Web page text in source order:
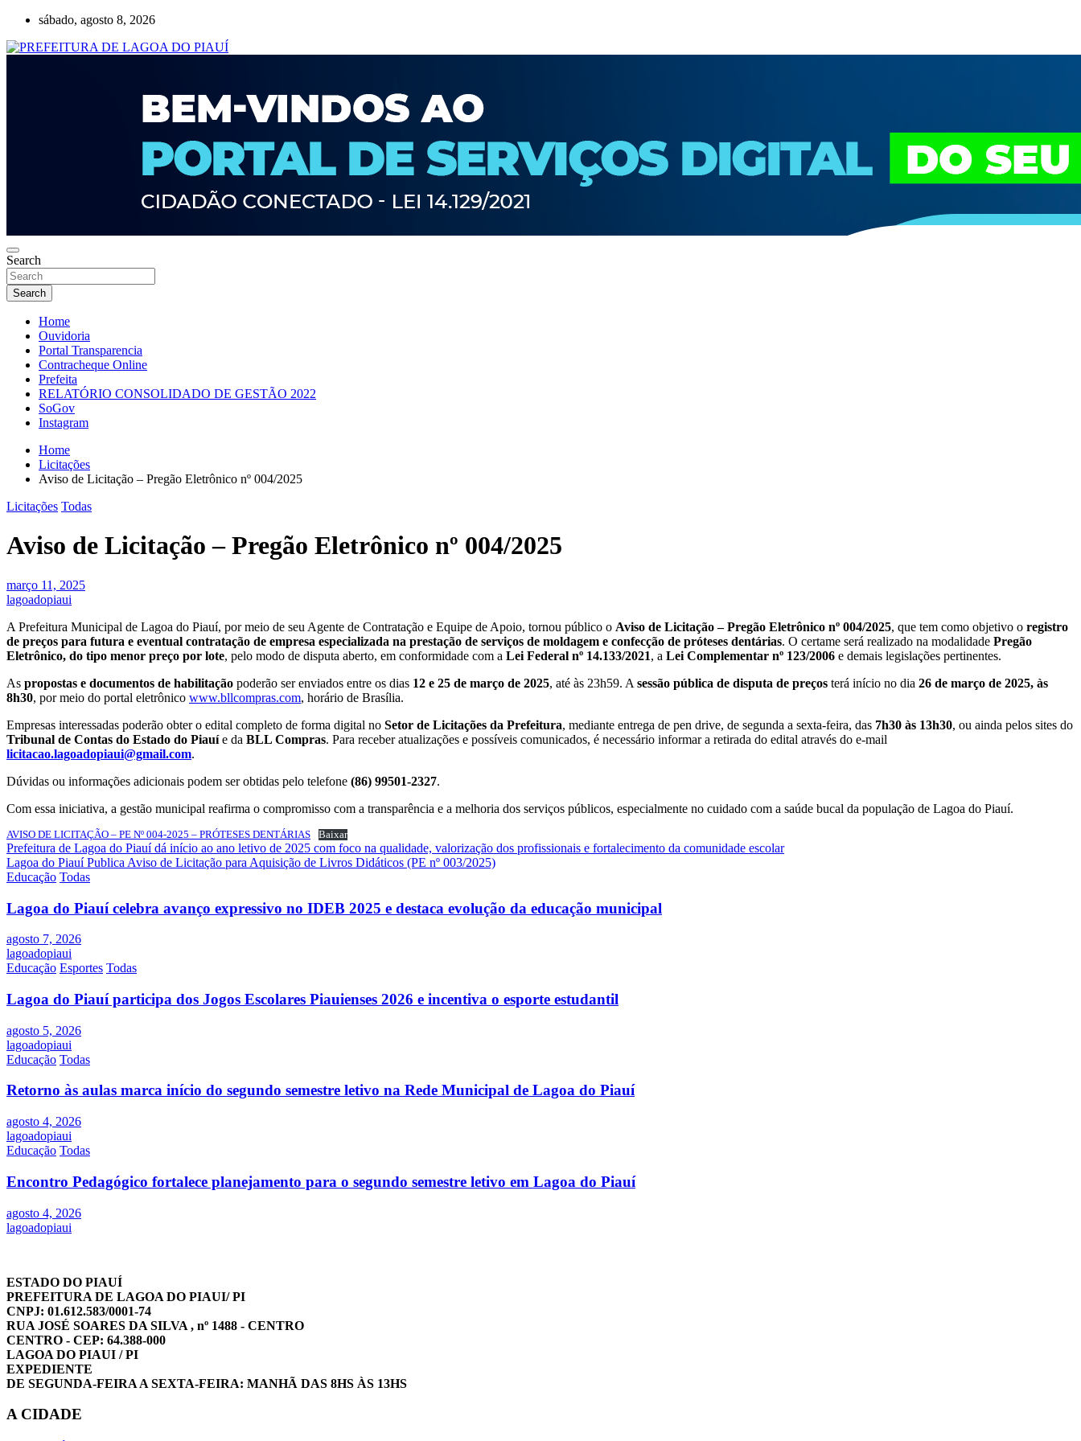
Skip
content
sábado, agosto 8, 2026
Search
Search
Home
Ouvidoria
Portal Transparencia
Contracheque Online
Prefeita
RELATÓRIO CONSOLIDADO DE GESTÃO 2022
SoGov
Instagram
Home
Licitações
Aviso de Licitação – Pregão Eletrônico nº 004/2025
Licitações Todas
Aviso de Licitação – Pregão Eletrônico nº 004/2025
março 11, 2025
lagoadopiaui
A Prefeitura Municipal de Lagoa do Piauí, por meio de seu Agente de Contratação e Equipe de Apoio, tornou público o Aviso de Licitação – Pregão Eletrônico nº 004/2025, que tem como objetivo o registro
de preços para futura e eventual contratação de empresa especializada na prestação de serviços de moldagem e confecção de próteses dentárias. O certame será realizado na modalidade Pregão
Eletrônico, do tipo menor preço por lote, pelo modo de disputa aberto, em conformidade com a Lei Federal nº 14.133/2021, a Lei Complementar nº 123/2006 e demais legislações pertinentes.
As propostas e documentos de habilitação poderão ser enviados entre os dias 12 e 25 de março de 2025, até às 23h59. A sessão pública de disputa de preços terá início no dia 26 de março de 2025, às
8h30, por meio do portal eletrônico www.bllcompras.com, horário de Brasília.
Empresas interessadas poderão obter o edital completo de forma digital no Setor de Licitações da Prefeitura, mediante entrega de pen drive, de segunda a sexta-feira, das 7h30 às 13h30, ou ainda pelos sites do
Tribunal de Contas do Estado do Piauíe da BLL Compras. Para receber atualizações e possíveis comunicados, é necessário informar a retirada do edital através do e-mail
licitacao.lagoadopiaui@gmail.com.
Dúvidas ou informações adicionais podem ser obtidas pelo telefone (86) 99501-2327.
Com essa iniciativa, a gestão municipal reafirma o compromisso com a transparência e a melhoria dos serviços públicos, especialmente no cuidado com a saúde bucal da população de Lagoa do Piauí.
AVISO DE LICITAÇÃO – PE Nº 004-2025 – PRÓTESES DENTÁRIAS Baixar
Navegação
de
Prefeitura de Lagoa do Piauí dá início ao ano letivo de 2025 com foco na qualidade, valorização dos profissionais e fortalecimento da comunidade escolar
Lagoa do Piauí Publica Aviso de Licitação para Aquisição de Livros Didáticos (PE nº 003/2025)
Educação Todas
Lagoa do Piauí celebra avanço expressivo no IDEB 2025 e destaca evolução da educação municipal
agosto 7, 2026
lagoadopiaui
Educação Esportes Todas
Lagoa do Piauí participa dos Jogos Escolares Piauienses 2026 e incentiva o esporte estudantil
agosto 5, 2026
lagoadopiaui
Educação Todas
Retorno às aulas marca início do segundo semestre letivo na Rede Municipal de Lagoa do Piauí
agosto 4, 2026
lagoadopiaui
Educação Todas
Encontro Pedagógico fortalece planejamento para o segundo semestre letivo em Lagoa do Piauí
agosto 4, 2026
lagoadopiaui
ESTADO DO PIAUÍ
PREFEITURA DE LAGOA DO PIAUI/ PI
CNPJ: 01.612.583/0001-74
RUA JOSÉ SOARES DA SILVA , nº 1488 - CENTRO
CENTRO - CEP: 64.388-000
LAGOA DO PIAUI / PI
EXPEDIENTE
DE SEGUNDA-FEIRA A SEXTA-FEIRA: MANHÃ DAS 8HS ÀS 13HS
A CIDADE